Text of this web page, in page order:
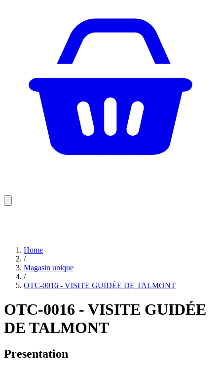
Home
/
Magasin unique
/
OTC-0016 - VISITE GUIDÉE DE TALMONT
OTC-0016 - VISITE GUIDÉE
DE TALMONT
Presentation